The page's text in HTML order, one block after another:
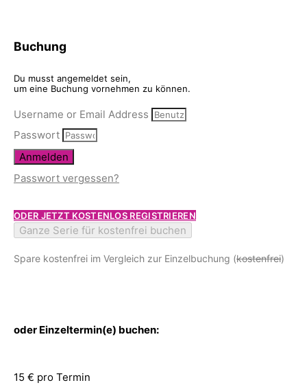
Buchung
Du musst angemeldet sein,
um eine Buchung vornehmen zu können.
Username or Email Address
Passwort
Anmelden
Passwort vergessen?
ODER JETZT KOSTENLOS REGISTRIEREN
Ganze Serie für kostenfrei buchen
Spare kostenfrei im Vergleich zur Einzelbuchung (kostenfrei)
oder Einzeltermin(e) buchen:
15 € pro Termin